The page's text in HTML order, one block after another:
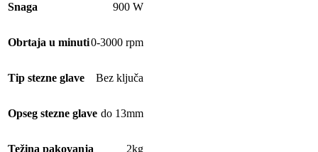
Snaga 900 W
Obrtaja u minuti0-3000 rpm
Tip stezne glave Bez ključa
Opseg stezne glave do 13mm
Težina pakovanja 2kg